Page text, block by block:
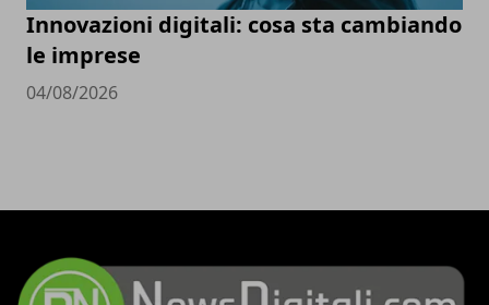
Innovazioni digitali: cosa sta cambiando
le imprese
04/08/2026